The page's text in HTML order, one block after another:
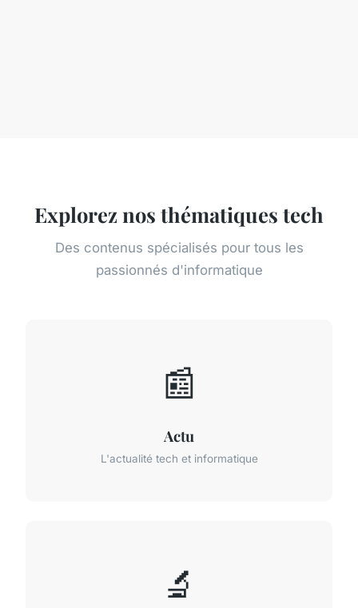
Explorez nos thématiques tech
Des contenus spécialisés pour tous les
passionnés d'informatique
📰
Actu
L'actualité tech et informatique
🔬